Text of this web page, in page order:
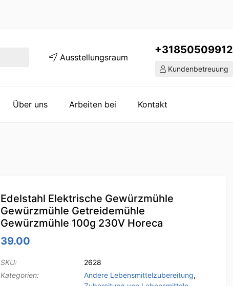
Ausstellungsraum
+31850509912
Kundenbetreuung
Über uns Arbeiten bei Kontakt
Edelstahl Elektrische Gewürzmühle
Gewürzmühle Getreidemühle
Gewürzmühle 100g 230V Horeca
39.00
SKU:
2628
Kategorien:
Andere Lebensmittelzubereitung,